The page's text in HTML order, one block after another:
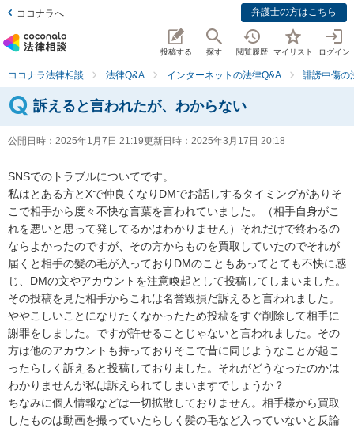
ココナラへ 弁護士の方はこちら
投稿する 探す 閲覧履歴 マイリスト ログイン
ココナラ法律相談 法律Q&A インターネットの法律Q&A 誹謗中傷の
訴えると言われたが、わからない
公開日時： 2025年1月7日 21:19更新日時： 2025年3月17日 20:18
SNSでのトラブルについてです。
私はとある方とXで仲良くなりDMでお話しするタイミングがありそ
こで相手から度々不快な言葉を言われていました。（相手自身がこ
れを悪いと思って発してるかはわかりません）それだけで終わるの
ならよかったのですが、その方からものを買取していたのでそれが
届くと相手の髪の毛が入っておりDMのこともあってとても不快に感
じ、DMの文やアカウントを注意喚起として投稿してしまいました。
その投稿を見た相手からこれは名誉毀損だ訴えると言われました。
ややこしいことになりたくなかったため投稿をすぐ削除して相手に
謝罪をしました。ですが許せることじゃないと言われました。その
方は他のアカウントも持っておりそこで昔に同じようなことが起こ
ったらしく訴えると投稿しておりました。それがどうなったのかは
わかりませんが私は訴えられてしまいますでしょうか？
ちなみに個人情報などは一切拡散しておりません。相手様から買取
したものは動画を撮っていたらしく髪の毛など入っていないと反論